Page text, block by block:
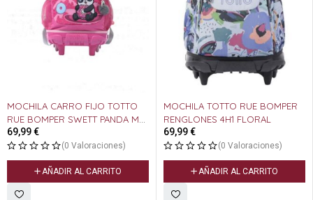
MOCHILA CARRO FIJO TOTTO
RUE BOMPER SWETT PANDA M
OKO
69,99€
(0 Valoraciones)
AÑADIR AL CARRITO
MOCHILA TOTTO RUE BOMPER
RENGLONES 4H1 FLORAL
69,99€
(0 Valoraciones)
AÑADIR AL CARRITO